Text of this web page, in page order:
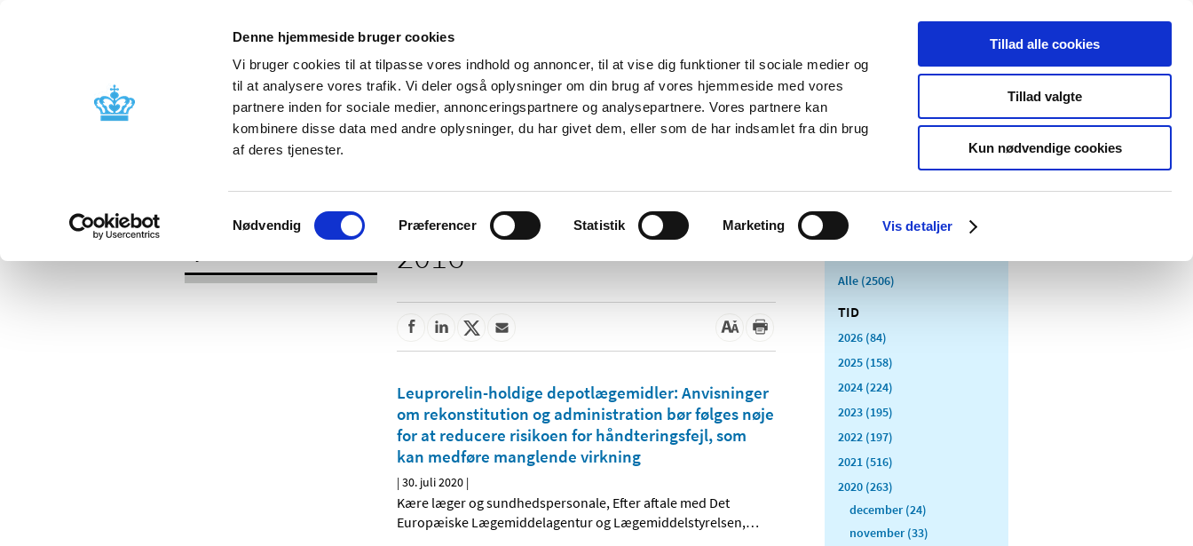
Denne hjemmeside bruger cookies
Vi bruger cookies til at tilpasse vores indhold og annoncer, til at vise dig funktioner til sociale medier og
til at analysere vores trafik. Vi deler også oplysninger om din brug af vores hjemmeside med vores
partnere inden for sociale medier, annonceringspartnere og analysepartnere. Vores partnere kan
kombinere disse data med andre oplysninger, du har givet dem, eller som de har indsamlet fra din brug
af deres tjenester.
Samtykkevalg
Nødvendig Præferencer Statistik Marketing Vis detaljer
Tillad alle cookies
Tillad valgte
Kun nødvendige cookies
Nyheder Om os Kontakt Udgivelser
Godkendelse og
Bivirkninger og
produktinformation
Tilskud og
Apoteker og salg af
Medicinsk
Særlige
produktområder
2016
Leuprorelin-holdige depotlægemidler: Anvisninger
om rekonstitution og administration bør følges nøje
for at reducere risikoen for håndteringsfejl, som
kan medføre manglende virkning
|30. juli 2020 |
Kære læger og sundhedspersonale, Efter aftale med Det
Europæiske Lægemiddelagentur og Lægemiddelstyrelsen,…
Alle (2506)
TID
2026 (84)
2025 (158)
2024 (224)
2023 (195)
2022 (197)
2021 (516)
2020 (263)
december (24)
november (33)